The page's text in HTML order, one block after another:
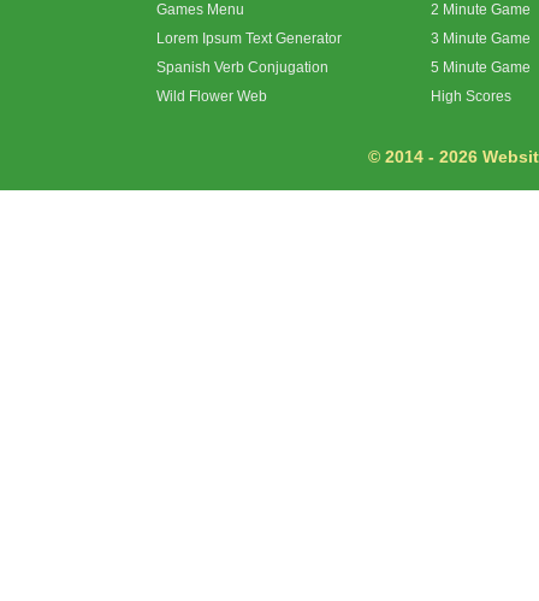
Games Menu
Lorem Ipsum Text Generator
Spanish Verb Conjugation
Wild Flower Web
2 Minute Game
3 Minute Game
5 Minute Game
High Scores
© 2014 - 2026